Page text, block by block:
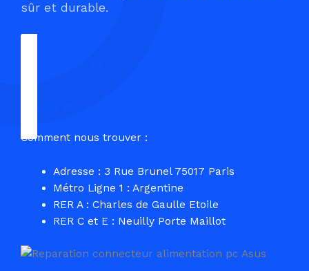
sûr et durable.
Comment nous trouver :
Adresse : 3 Rue Brunel 75017 Paris
Métro Ligne 1 : Argentine
RER A : Charles de Gaulle Etoile
RER C et E : Neuilly Porte Maillot